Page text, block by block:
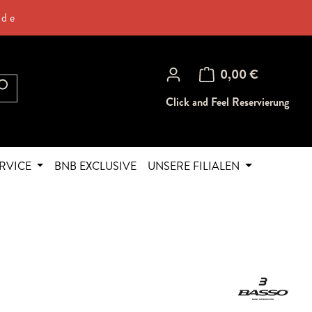
0,00 €
Warenkorb enthält 0
Click and Feel Reservierung
BNB EXCLUSIVE
UNSERE FILIALEN